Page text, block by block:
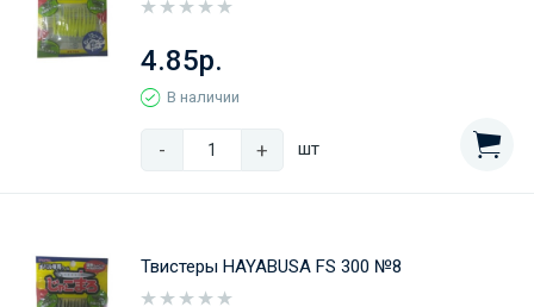
4.85р.
В наличии
- + шт
Твистеры HAYABUSA FS 300 №8